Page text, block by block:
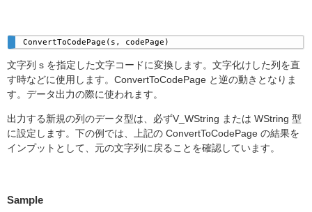
ConvertToCodePage(s, codePage)
文字列 s を指定した文字コードに変換します。文字化けした列を直
す時などに使用します。ConvertToCodePage と逆の動きとなりま
す。データ出力の際に使われます。
出力する新規の列のデータ型は、必ずV_WString または WString 型
に設定します。下の例では、上記の ConvertToCodePage の結果を
インプットとして、元の文字列に戻ることを確認しています。
Sample